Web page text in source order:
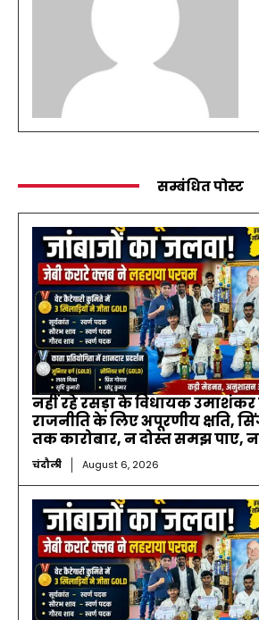
सम्बंधित पोस्ट
नहीं रहे रसड़ा के विधायक उमाशंकर
राजनीति के लिए अपूरणीय क्षति,
तक कारोबार, न दोस्त समझ पाए,
चंदौली August 6, 2026